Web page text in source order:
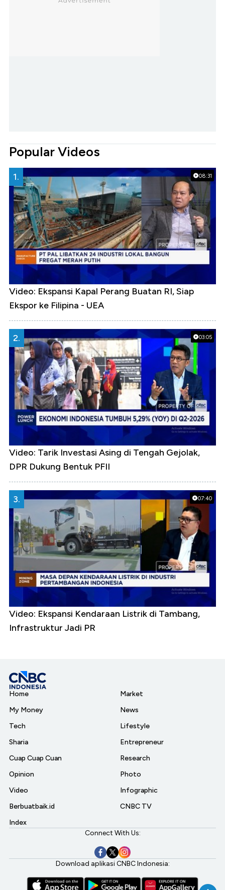
Popular Videos
08:31
1.
Video: Ekspansi Kapal Perang Buatan RI, Siap
Ekspor ke Filipina - UEA
03:05
2.
Video: Tarik Investasi Asing di Tengah Gejolak,
DPR Dukung Bentuk PFII
07:40
3.
Video: Ekspansi Kendaraan Listrik di Tambang,
Infrastruktur Jadi PR
Home
My Money
Tech
Sharia
Cuap Cuap Cuan
Opinion
Video
Berbuatbaik.id
Index
Market
News
Lifestyle
Entrepreneur
Research
Photo
Infographic
CNBC TV
Connect With Us:
Download aplikasi CNBC Indonesia: